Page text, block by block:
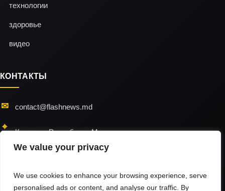
We value your privacy
We use cookies to enhance your browsing experience, serve
personalised ads or content, and analyse our traffic. By
технологии
здоровье
видео
КОНТАКТЫ
contact@flashnews.md
Кишинэу, Республика Молдова